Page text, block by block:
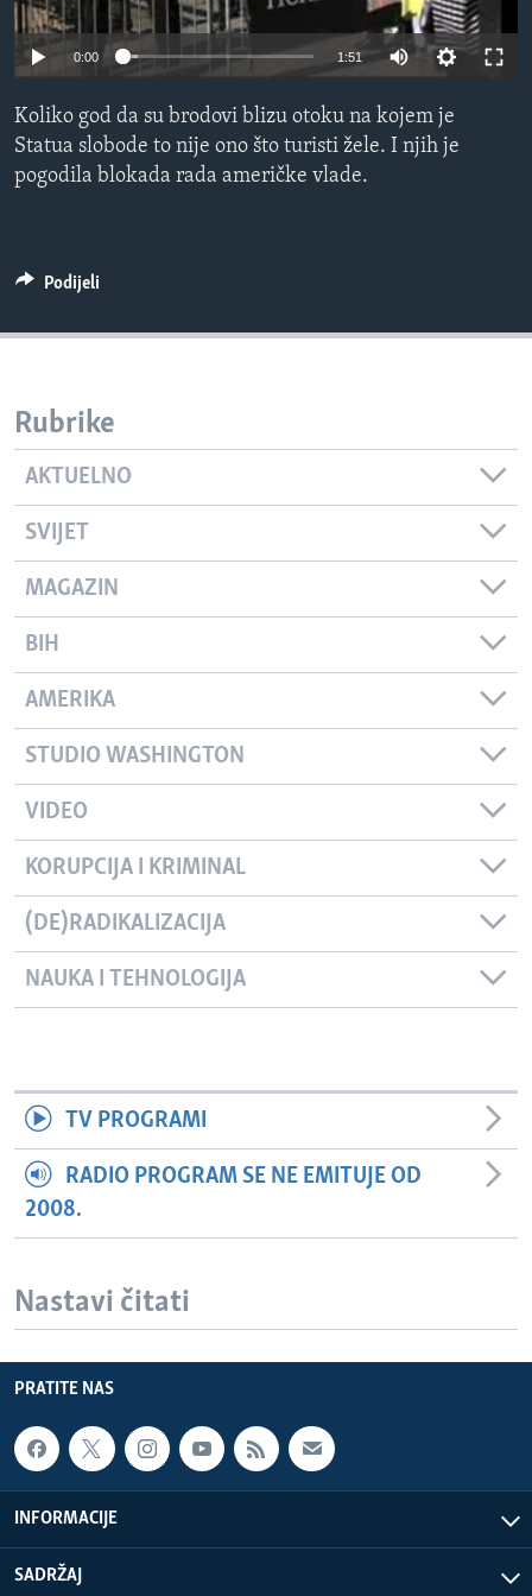
MAGAZIN
O GLASU AMERIKE
Learning English
PRATITE NAS
0:00 1:51
Koliko god da su brodovi blizu otoku na kojem je
Statua slobode to nije ono što turisti žele. I njih je
pogodila blokada rada američke vlade.
Podijeli
Rubrike
AKTUELNO
SVIJET
MAGAZIN
BIH
AMERIKA
STUDIO WASHINGTON
VIDEO
KORUPCIJA I KRIMINAL
(DE)RADIKALIZACIJA
NAUKA I TEHNOLOGIJA
TV PROGRAMI
RADIO PROGRAM SE NE EMITUJE OD
2008.
Nastavi čitati
PRATITE NAS
INFORMACIJE
SADRŽAJ